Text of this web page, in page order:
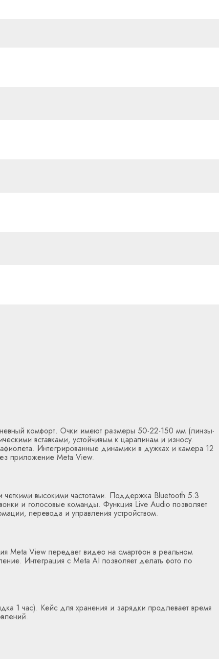
комфорт. Очки имеют размеры 50-22-150 мм (линзы-
вставками, устойчивым к царапинам и износу.
Интегрированные динамики в дужках и камера 12
приложение Meta View.
высокими частотами. Поддержка Bluetooth 5.3
и голосовые команды. Функция Live Audio позволяет
перевода и управления устройством.
Meta View передает видео на смартфон в реальном
Интеграция с Meta AI позволяет делать фото по
1 час). Кейс для хранения и зарядки продлевает время